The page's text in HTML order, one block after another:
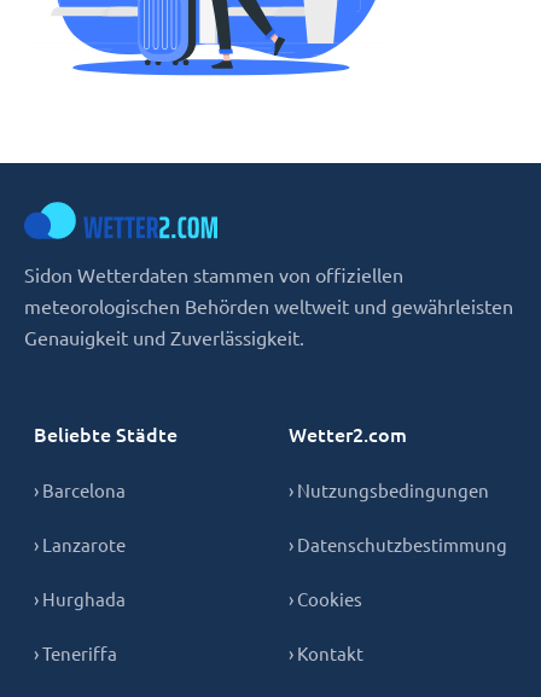
Sidon Wetterdaten stammen von offiziellen
meteorologischen Behörden weltweit und gewährleisten
Genauigkeit und Zuverlässigkeit.
Beliebte Städte
› Barcelona
› Lanzarote
› Hurghada
› Teneriffa
Wetter2.com
› Nutzungsbedingungen
› Datenschutzbestimmung
› Cookies
› Kontakt